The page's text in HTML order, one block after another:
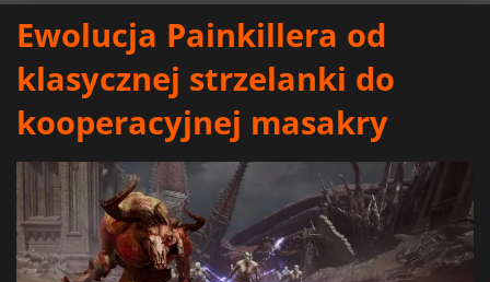
OPROGRAMOWANIE
SPRZĘT KOMPUTEROWY
AKTUALNOŚCI
ZALOGUJ SIĘ LUB ZAREJESTRUJ
Ewolucja Painkillera od
klasycznej strzelanki do
kooperacyjnej masakry